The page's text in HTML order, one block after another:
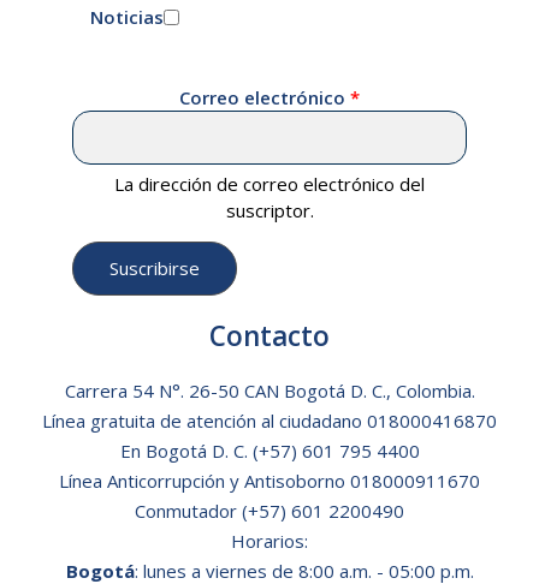
Noticias
Correo electrónico
La dirección de correo electrónico del
suscriptor.
Contacto
Carrera 54 N°. 26-50 CAN Bogotá D. C., Colombia.
Línea gratuita de atención al ciudadano 018000416870
En Bogotá D. C. (+57) 601 795 4400
Línea Anticorrupción y Antisoborno 018000911670
Conmutador (+57) 601 2200490
Horarios:
Bogotá: lunes a viernes de 8:00 a.m. - 05:00 p.m.